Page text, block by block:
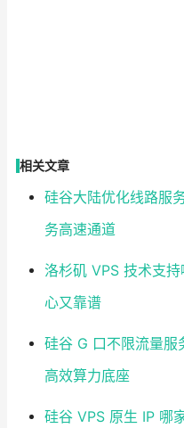
相关文章
硅谷大陆优化线路服
务高速通道
洛杉矶 VPS 技术支
心又靠谱
硅谷 G 口不限流量
高效算力底座
硅谷 VPS 原生 IP 哪